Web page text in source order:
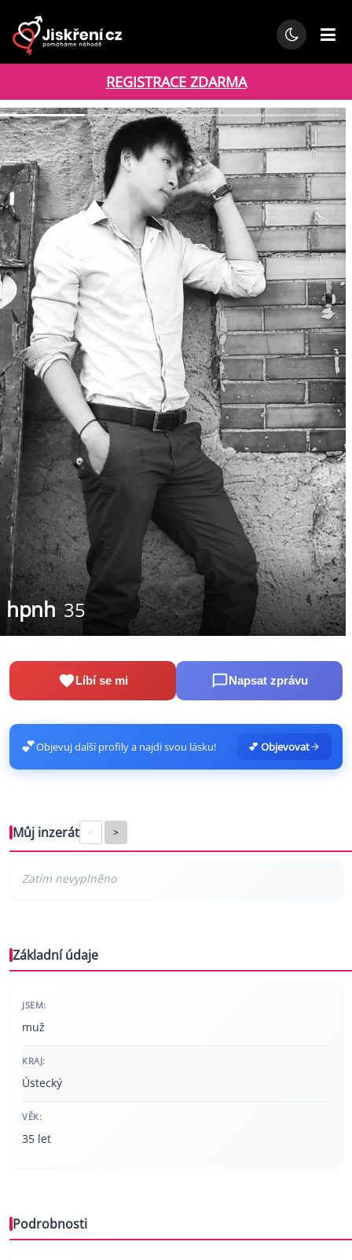
REGISTRACE ZDARMA
hpnh 35
Líbí se mi Napsat zprávu
💕Objevuj další profily a najdi svou lásku! 💕 Objevovat
Můj inzerát < >
Základní údaje
JSEM:
muž
KRAJ:
Ústecký
VĚK:
35 let
Podrobnosti